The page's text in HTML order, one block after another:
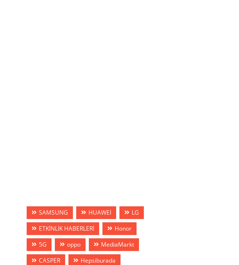
SAMSUNG HUAWEİ
LG
ETKİNLİK HABERLERİ
Honor
5G
oppo
MediaMarkt
CASPER
Hepsiburada